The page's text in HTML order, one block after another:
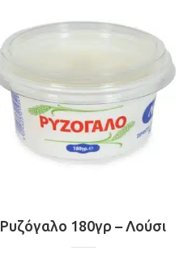
Ρυζόγαλο 180γρ – Λούσι